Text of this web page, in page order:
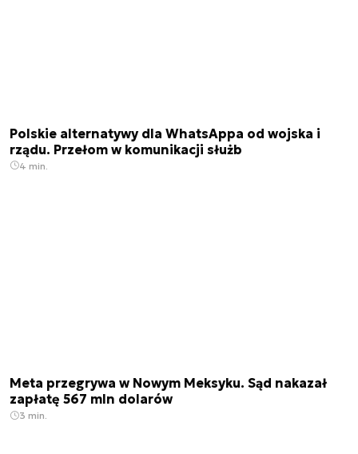
Polskie alternatywy dla WhatsAppa od wojska i
rządu. Przełom w komunikacji służb
4 min.
Meta przegrywa w Nowym Meksyku. Sąd nakazał
zapłatę 567 mln dolarów
3 min.